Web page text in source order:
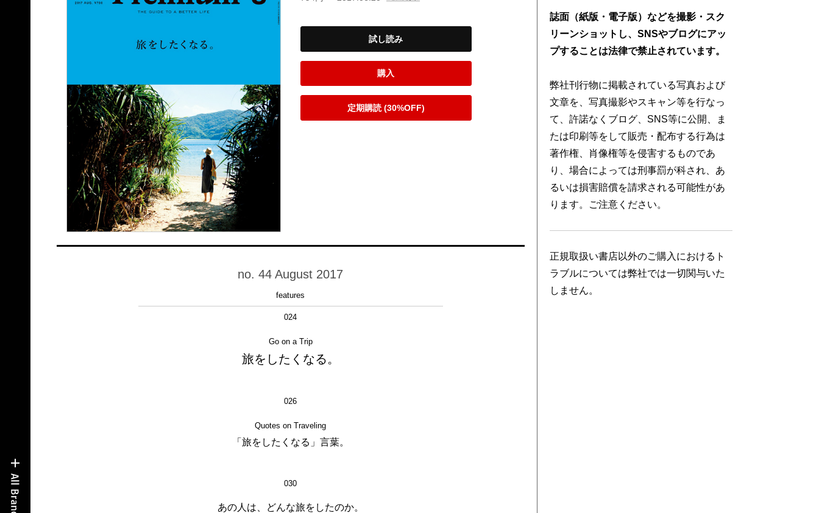
試し読み
購入
定期購読 (30%OFF)
no. 44 August 2017
features
024
Go on a Trip
旅をしたくなる。
026
Quotes on Traveling
「旅をしたくなる」言葉。
030
あの人は、どんな旅をしたのか。
誌面（紙版・電子版）などを撮影・スク
リーンショットし、SNSやブログにアッ
プすることは法律で禁止されています。
弊社刊行物に掲載されている写真および
文章を、写真撮影やスキャン等を行なっ
て、許諾なくブログ、SNS等に公開、ま
たは印刷等をして販売・配布する行為は
著作権、肖像権等を侵害するものであ
り、場合によっては刑事罰が科され、あ
るいは損害賠償を請求される可能性があ
ります。ご注意ください。
正規取扱い書店以外のご購入におけるト
ラブルについては弊社では一切関与いた
しません。